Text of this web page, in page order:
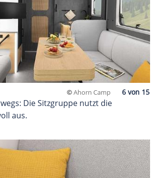
©Ahorn Camp
Die Sitzgruppe nutzt die
aus.